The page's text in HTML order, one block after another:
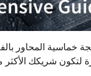
خماسية المحاور